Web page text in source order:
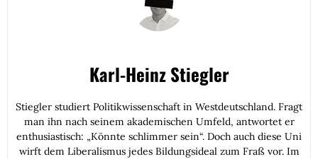
Karl-Heinz Stiegler
Stiegler studiert Politikwissenschaft in Westdeutschland. Fragt
man ihn nach seinem akademischen Umfeld, antwortet er
enthusiastisch: „Könnte schlimmer sein“. Doch auch diese Uni
wirft dem Liberalismus jedes Bildungsideal zum Fraß vor. Im